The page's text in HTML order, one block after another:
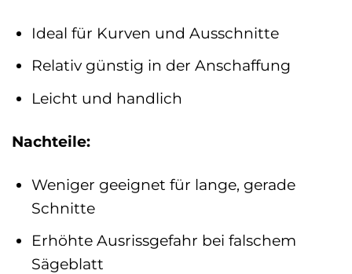
Ideal für Kurven und Ausschnitte
Relativ günstig in der Anschaffung
Leicht und handlich
Nachteile:
Weniger geeignet für lange, gerade
Schnitte
Erhöhte Ausrissgefahr bei falschem
Sägeblatt